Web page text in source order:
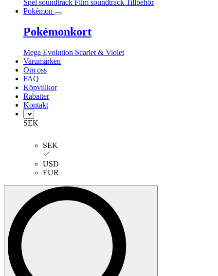
Spel soundtrack Film soundtrack Tillbehör
Pokémon
Pokémonkort
Mega Evolution Scarlet & Violet
Varumärken
Om oss
FAQ
Köpvillkor
Rabatter
Kontakt
SEK
SEK
USD
EUR